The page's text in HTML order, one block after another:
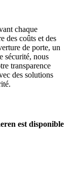
chaque
des coûts et des
de porte, un
sécurité, nous
transparence
des solutions
est disponible